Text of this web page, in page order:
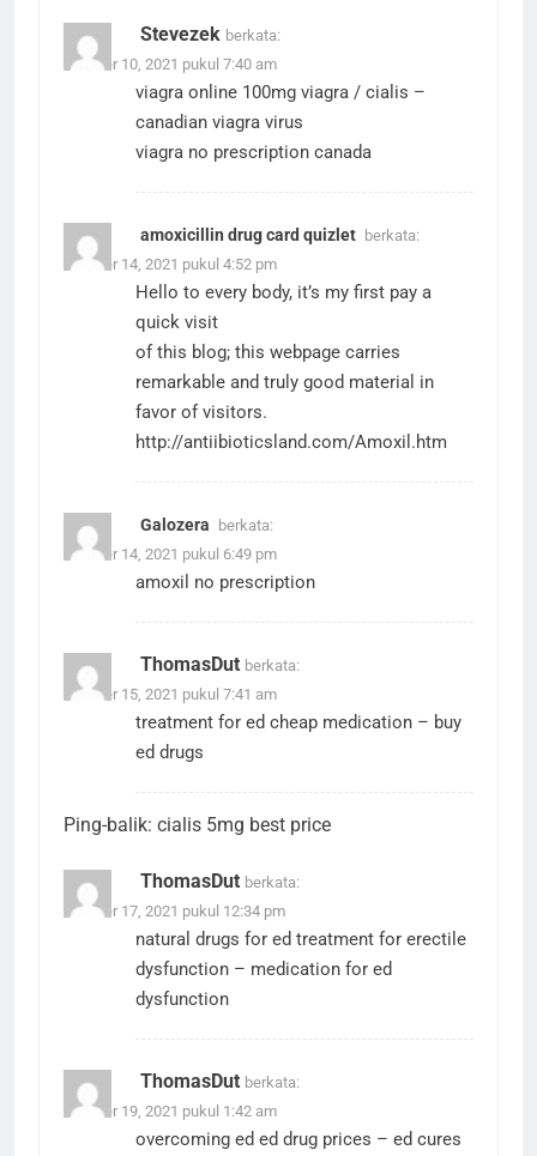
Stevezek berkata:
Oktober 10, 2021 pukul 7:40 am
viagra online 100mg viagra / cialis –
canadian viagra virus
viagra no prescription canada
amoxicillin drug card quizlet berkata:
Oktober 14, 2021 pukul 4:52 pm
Hello to every body, it’s my first pay a
quick visit
of this blog; this webpage carries
remarkable and truly good material in
favor of visitors.
http://antiibioticsland.com/Amoxil.htm
Galozera
berkata:
Oktober 14, 2021 pukul 6:49 pm
amoxil no prescription
ThomasDut berkata:
Oktober 15, 2021 pukul 7:41 am
treatment for ed cheap medication – buy
ed drugs
Ping-balik: cialis 5mg best price
ThomasDut berkata:
Oktober 17, 2021 pukul 12:34 pm
natural drugs for ed treatment for erectile
dysfunction – medication for ed
dysfunction
ThomasDut berkata:
Oktober 19, 2021 pukul 1:42 am
overcoming ed ed drug prices – ed cures